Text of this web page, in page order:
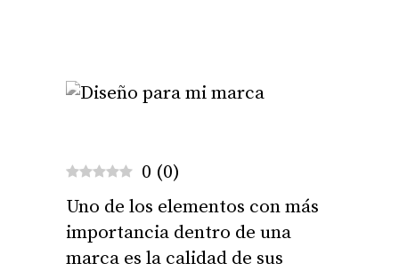
0 (0)
Uno de los elementos con más
importancia dentro de una
marca es la calidad de sus